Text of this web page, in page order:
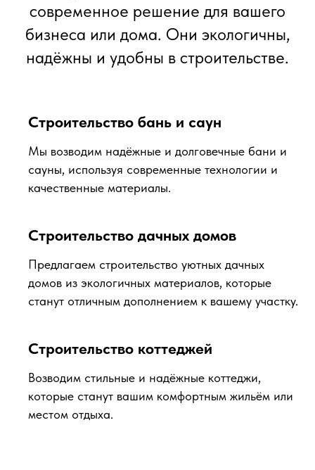
современное решение для вашего
бизнеса или дома. Они экологичны,
надёжны и удобны в строительстве.
Строительство бань и саун
Мы возводим надёжные и долговечные бани и
сауны, используя современные технологии и
качественные материалы.
Строительство дачных домов
Предлагаем строительство уютных дачных
домов из экологичных материалов, которые
станут отличным дополнением к вашему участку.
Строительство коттеджей
Возводим стильные и надёжные коттеджи,
которые станут вашим комфортным жильём или
местом отдыха.